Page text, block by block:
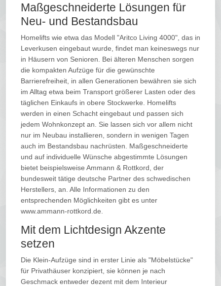
Maßgeschneiderte Lösungen für
Neu- und Bestandsbau
Homelifts wie etwa das Modell "Aritco Living 4000", das in
Leverkusen eingebaut wurde, findet man keineswegs nur
in Häusern von Senioren. Bei älteren Menschen sorgen
die kompakten Aufzüge für die gewünschte
Barrierefreiheit, in allen Generationen bewähren sie sich
im Alltag etwa beim Transport größerer Lasten oder des
täglichen Einkaufs in obere Stockwerke. Homelifts
werden in einen Schacht eingebaut und passen sich
jedem Wohnkonzept an. Sie lassen sich vor allem nicht
nur im Neubau installieren, sondern in wenigen Tagen
auch im Bestandsbau nachrüsten. Maßgeschneiderte
und auf individuelle Wünsche abgestimmte Lösungen
bietet beispielsweise Ammann & Rottkord, der
bundesweit tätige deutsche Partner des schwedischen
Herstellers, an. Alle Informationen zu den
entsprechenden Möglichkeiten gibt es unter
www.ammann-rottkord.de.
Mit dem Lichtdesign Akzente
setzen
Die Klein-Aufzüge sind in erster Linie als "Möbelstücke"
für Privathäuser konzipiert, sie können je nach
Geschmack entweder dezent mit dem Interieur